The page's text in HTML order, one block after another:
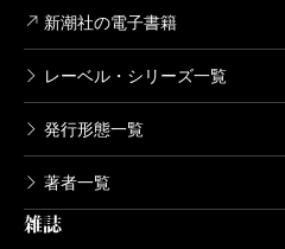
新潮社の電子書籍
レーベル・シリーズ一覧
発行形態一覧
著者一覧
雑誌